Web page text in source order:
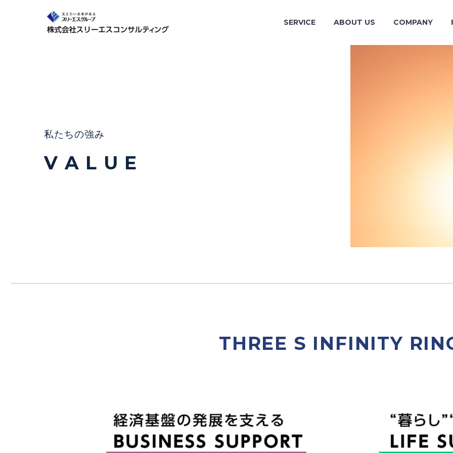
SERVICE ABOUT US COMPANY
私たちの強み
V A L U E
THREE S INFINITY